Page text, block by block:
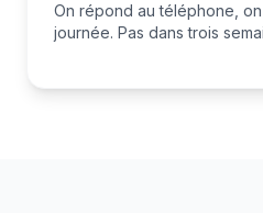
On répond au téléphone,
journée. Pas dans trois